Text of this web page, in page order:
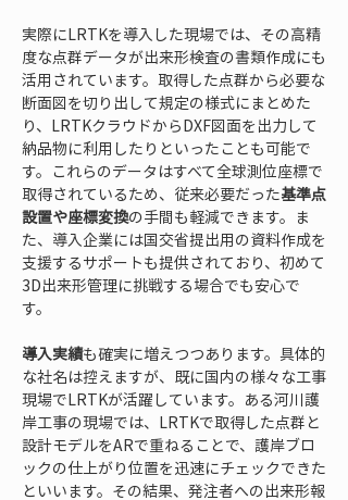
実際にLRTKを導入した現場では、その高精
度な点群データが出来形検査の書類作成にも
活用されています。取得した点群から必要な
断面図を切り出して規定の様式にまとめた
り、LRTKクラウドからDXF図面を出力して
納品物に利用したりといったことも可能で
す。これらのデータはすべて全球測位座標で
取得されているため、従来必要だった基準点
設置や座標変換の手間も軽減できます。ま
た、導入企業には国交省提出用の資料作成を
支援するサポートも提供されており、初めて
3D出来形管理に挑戦する場合でも安心で
す。
導入実績も確実に増えつつあります。具体的
な社名は控えますが、既に国内の様々な工事
現場でLRTKが活躍しています。ある河川護
岸工事の現場では、LRTKで取得した点群と
設計モデルをARで重ねることで、護岸ブロ
ックの仕上がり位置を迅速にチェックできた
といいます。その結果、発注者への出来形報